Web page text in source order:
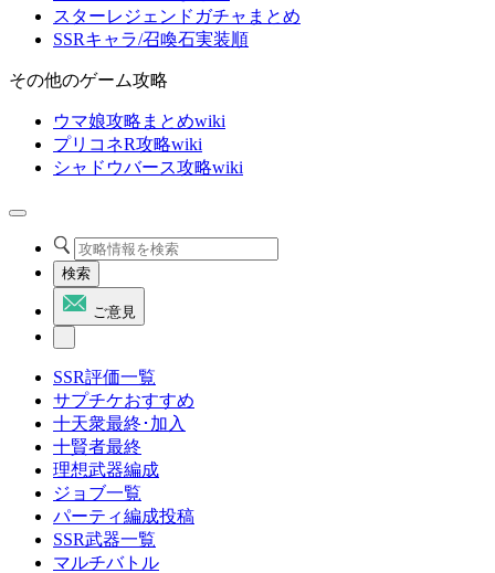
スターレジェンドガチャまとめ
SSRキャラ/召喚石実装順
その他のゲーム攻略
ウマ娘攻略まとめwiki
プリコネR攻略wiki
シャドウバース攻略wiki
検索
ご意見
SSR評価一覧
サプチケおすすめ
十天衆最終･加入
十賢者最終
理想武器編成
ジョブ一覧
パーティ編成投稿
SSR武器一覧
マルチバトル